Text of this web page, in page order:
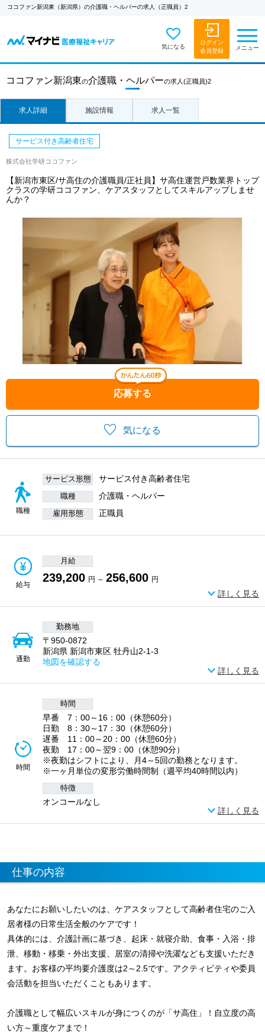
ココファン新潟東（新潟県）の介護職・ヘルパーの求人（正職員）2
気になる
ログイン
会員登録
メニュー
ココファン新潟東の介護職・ヘルパーの求人 (正職員)2
求人詳細 施設情報 求人一覧
気になる
応募する
サービス付き高齢者住宅
株式会社学研ココファン
【新潟市東区/サ高住の介護職員/正社員】サ高住運営戸数業界トップ
クラスの学研ココファン、ケアスタッフとしてスキルアップしませ
んか？
職種
サービス形態 サービス付き高齢者住宅
職種 介護職・ヘルパー
雇用形態 正職員
給与
月給
239,200 円 ～ 256,600 円
詳しく見る
通勤
勤務地
〒950-0872
新潟県 新潟市東区 牡丹山2-1-3
地図を確認する
詳しく見る
時間
時間
早番 7：00～16：00（休憩60分）
日勤 8：30～17：30（休憩60分）
遅番 11：00～20：00（休憩60分）
夜勤 17：00～翌9：00（休憩90分）
※夜勤はシフトにより、月4～5回の勤務となります。
※一ヶ月単位の変形労働時間制（週平均40時間以内）
特徴
オンコールなし
詳しく見る
仕事の内容
あなたにお願いしたいのは、ケアスタッフとして高齢者住宅のご入
居者様の日常生活全般のケアです！
具体的には、介護計画に基づき、起床・就寝介助、食事・入浴・排
泄、移動・移乗・外出支援、居室の清掃や洗濯なども支援いただき
ます。お客様の平均要介護度は2～2.5です。アクティビティや委員
会活動を担当いただくこともあります。
介護職として幅広いスキルが身につくのが「サ高住」！自立度の高
い方～重度ケアまで！